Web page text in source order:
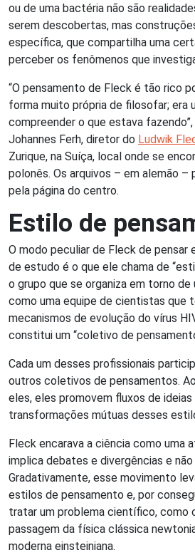
ou de uma bactéria não são
serem descobertas, mas
específica, que compartilha uma
perceber os fenômenos que
“O pensamento de Fleck é tão rico
forma muito própria de filosofar; era
compreender o que estava
Johannes Ferh, diretor do Ludwik
Zurique, na Suíça, local onde se
polonês. Os arquivos – em alemão –
pela página do centro.
Estilo de
O modo peculiar de Fleck de pensar
de estudo é o que ele chama de
o grupo que se organiza em torno
como uma equipe de cientistas que
mecanismos de evolução do vírus
constitui um “coletivo de
Cada um desses profissionais
outros coletivos de pensamentos.
eles, eles promovem fluxos de
transformações mútuas desses
Fleck encarava a ciência como uma
implica debates e divergências e
Gradativamente, esse movimento
estilos de pensamento e, por
tratar um problema científico, como
passagem da física clássica
moderna einsteiniana.